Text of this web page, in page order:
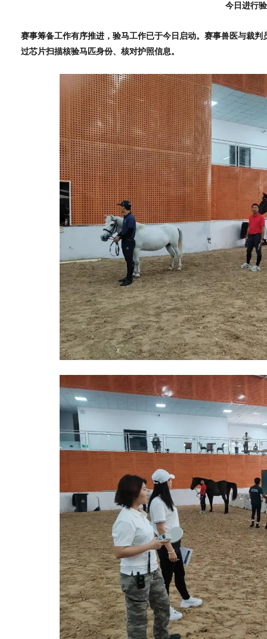
今日进行
赛事筹备工作有序推进，验马工作已于今日启动。赛事兽医与裁
过芯片扫描核验马匹身份、核对护照信息。